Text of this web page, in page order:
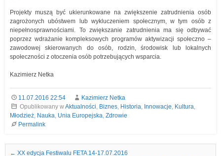
Projekty muszą być ukierunkowane na zwiększenie zatrudnienia osób
zagrożonych ubóstwem lub wykluczeniem społecznym, w tym osób z
niepełnosprawnościami. To zwiększanie zatrudnienia ma się odbywać
poprzez wdrażanie kompleksowych programów aktywizacji społeczno –
zawodowej skierowanych do osób, rodzin, środowisk lub lokalnych
społeczności z otoczenia osób potrzebujących wsparcia.
Kazimierz Netka
11.07.2016 22:54
Kazimierz Netka
Opublikowany wAktualności, Biznes, Historia, Innowacje, Kultura,
Młodzież, Nauka, Unia Europejska, Zdrowie
Permalink
Nawigacja we wpisach
← XX edycja Festiwalu FETA 14-17.07.2016